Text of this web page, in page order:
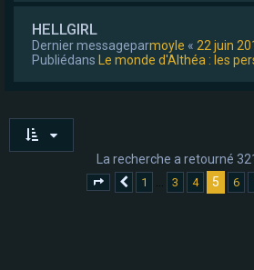
HELLGIRL
Dernier messageparmoyle « 22 juin
Publiédans
Le monde d'Althéa : les
La recherche a retourné
Page sur17
Précédent
1 … 3 4 5 6